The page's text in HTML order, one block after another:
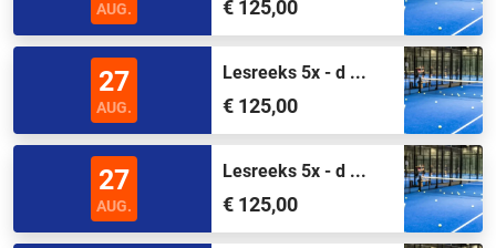
AUG. € 125,00
27
AUG.
Lesreeks 5x - d ...
€ 125,00
27
AUG.
Lesreeks 5x - d ...
€ 125,00